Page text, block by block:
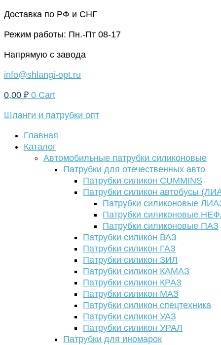
Перейти
содержимому
Доставка по РФ и СНГ
Режим работы: Пн.-Пт 08-17
Напрямую с завода
info@shlangi-opt.ru
0,00 ₽ 0 Cart
Шланги и патрубки опт
Главная
Каталог
Автомобильные патрубки силиконовые
Патрубки для отечественных авто
Патрубки силикон CUMMINS
Патрубки силикон автобусы
Патрубки силиконовые
Патрубки силиконовые
Патрубки силиконовые ПАЗ
Патрубки силикон ВАЗ
Патрубки силикон ГАЗ
Патрубки силикон ЗИЛ
Патрубки силикон КАМАЗ
Патрубки силикон КРАЗ
Патрубки силикон МАЗ
Патрубки силикон спецтехника
Патрубки силикон УАЗ
Патрубки силикон УРАЛ
Патрубки для иномарок